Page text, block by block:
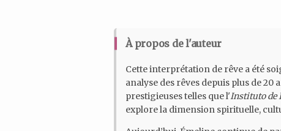
À propos de l'auteur
Cette interprétation de rêve a été
analyse des rêves depuis plus de
prestigieuses telles que l'Instituto de
explore la dimension spirituelle,